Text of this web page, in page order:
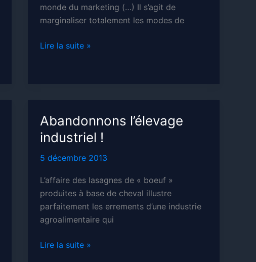
monde du marketing (…) Il s’agit de
marginaliser totalement les modes de
La
Lire la suite »
Abandonnons l’élevage
industriel !
5 décembre 2013
L’affaire des lasagnes de « boeuf »
produites à base de cheval illustre
parfaitement les errements d’une industrie
agroalimentaire qui
Abandonnons
Lire la suite »